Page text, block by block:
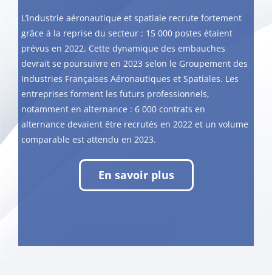
L’industrie aéronautique et spatiale recrute fortement
grâce à la reprise du secteur : 15 000 postes étaient
prévus en 2022. Cette dynamique des embauches
devrait se poursuivre en 2023 selon le Groupement des
Industries Françaises Aéronautiques et Spatiales. Les
entreprises forment les futurs professionnels,
notamment en alternance : 6 000 contrats en
alternance devaient être recrutés en 2022 et un volume
comparable est attendu en 2023.
En savoir plus